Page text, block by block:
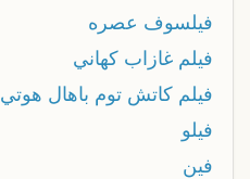
فيلسوف عصره
فيلم غازاب كهاني
فيلم كاتش توم باهال هوتي
فيلو
فين